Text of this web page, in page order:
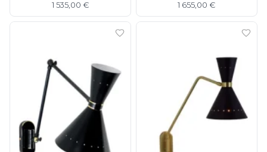
verticalement
1 535,00 €
verticalement
1 655,00 €